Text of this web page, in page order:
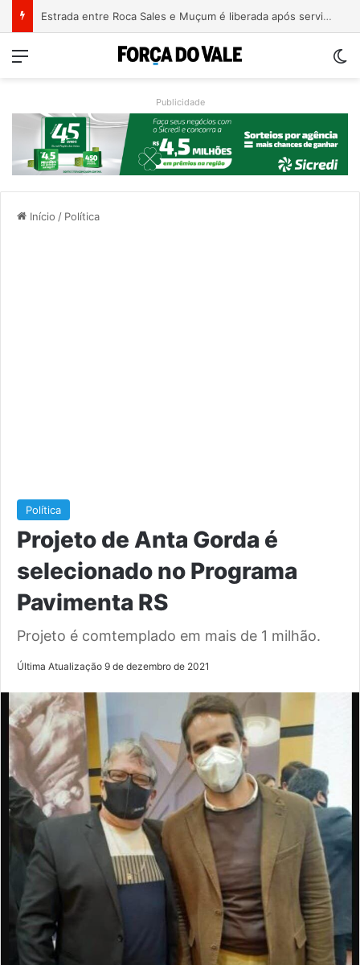
Estrada entre Roca Sales e Muçum é liberada após serviços de manutenção
Menu
Publicidade
Início / Política
Política
Projeto de Anta Gorda é
selecionado no Programa
Pavimenta RS
Projeto é comtemplado em mais de 1 milhão.
Última Atualização 9 de dezembro de 2021